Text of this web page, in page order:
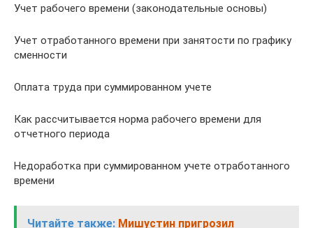
Учет рабочего времени (законодательные основы)
Учет отработанного времени при занятости по графику
сменности
Оплата труда при суммированном учете
Как рассчитывается норма рабочего времени для
отчетного периода
Недоработка при суммированном учете отработанного
времени
Читайте также: Мишустин пригрозил